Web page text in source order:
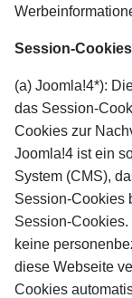
Session-
(a) Joomla!4*):
das Session-
Cookies zur
Joomla!4 ist ein
System (CMS),
Session-Cookies
Session-
keine
diese Webseite
Cookies